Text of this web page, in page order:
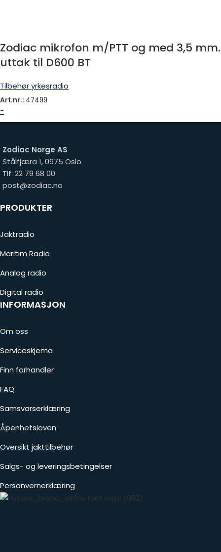
Zodiac mikrofon m/PTT og med 3,5 mm.
uttak til D600 BT
Tilbehør yrkesradio
Art.nr.: 47499
-
Zodiac Norge AS
Stålfjæra 1, 0975 Oslo
Tlf: 22 79 68 00
post@zodiac.no
PRODUKTER
Jaktradio
Maritim Radio
Analog radio
Digital radio
INFORMASJON
Om oss
Serviceskjema
Finn forhandler
FAQ
Samsvarserklæring
Åpenhetsloven
Oversikt jakttilbehør
Salgs- og leveringsbetingelser
Personvernerklæring